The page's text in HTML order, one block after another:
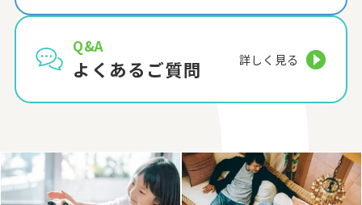
Q&A
よくあるご質問 詳しく見る